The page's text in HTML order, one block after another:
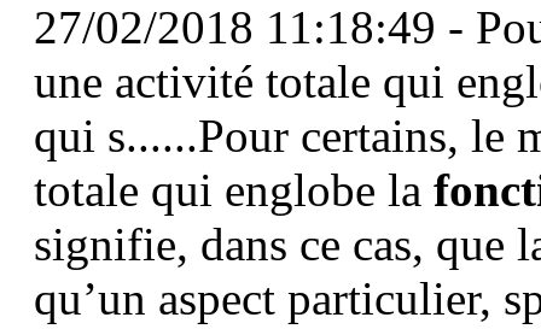
27/02/2018 11:18:49 -
une activité totale qui
qui s......Pour certains, le
totale qui englobe la
signifie, dans ce cas, que
qu’un aspect particulier,